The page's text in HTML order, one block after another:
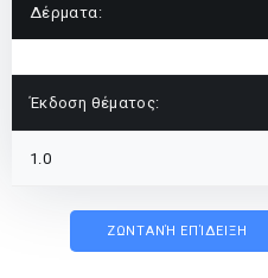
Δέρματα:
Έκδοση θέματος:
1.0
ΖΩΝΤΑΝΉ ΕΠΊΔΕΙΞΗ